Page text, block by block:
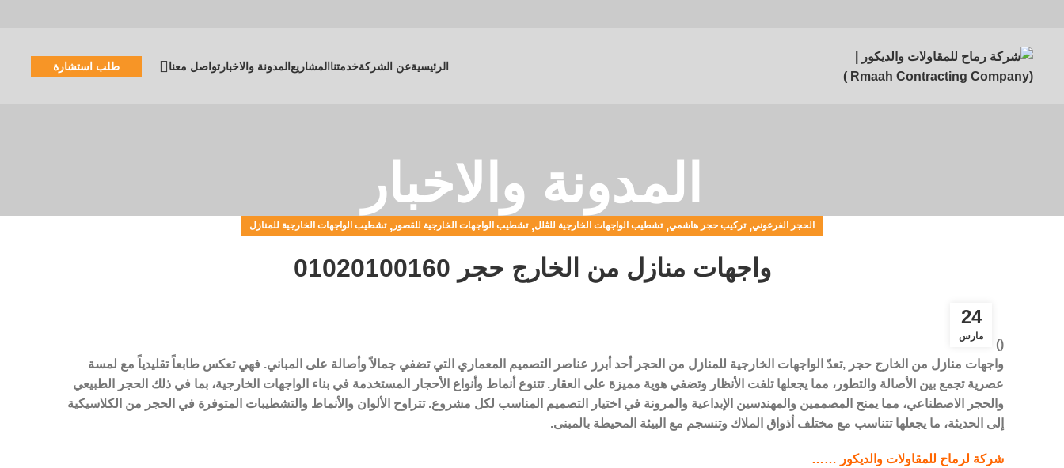
الرئيسيةعن الشركةخدمتناالمشاريعالمدونة والاخبارتواصل معنا طلب استشارة
المدونة والاخبار
الحجر الفرعوني,تركيب حجر هاشمي,تشطيب الواجهات الخارجية للڤلل,تشطيب الواجهات الخارجية للقصور ,تشطيب الواجهات الخارجية للمنازل
واجهات منازل من الخارج حجر 01020100160
24
مارس
(
)
واجهات منازل من الخارج حجر ,تعدّ الواجهات الخارجية للمنازل من الحجر أحد أبرز عناصر التصميم المعماري التي تضفي جمالاً وأصالة على المباني. فهي تعكس طابعاً تقليدياً مع لمسة
عصرية تجمع بين الأصالة والتطور، مما يجعلها تلفت الأنظار وتضفي هوية مميزة على العقار. تتنوع أنماط وأنواع الأحجار المستخدمة في بناء الواجهات الخارجية، بما في ذلك الحجر الطبيعي
والحجر الاصطناعي، مما يمنح المصممين والمهندسين الإبداعية والمرونة في اختيار التصميم المناسب لكل مشروع. تتراوح الألوان والأنماط والتشطيبات المتوفرة في الحجر من الكلاسيكية
إلى الحديثة، ما يجعلها تتناسب مع مختلف أذواق الملاك وتنسجم مع البيئة المحيطة بالمبنى.
شركة لرماح للمقاولات والديكور ……